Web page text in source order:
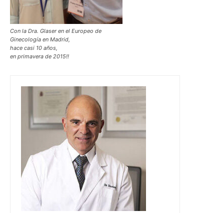
Con la Dra. Glaser en el Europeo de
Ginecología en Madrid,
hace casi 10 años,
en primavera de 2015!!